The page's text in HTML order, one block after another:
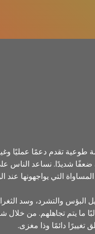
طوعية تقدم دعمًا عمليًا
ضعفًا شديدًا. نساعد الناس
التي يواجهونها
البؤس والتشرد، وسد
ما يتم تجاهلهم. من
تغييرًا دائمًا وذا مغزى.